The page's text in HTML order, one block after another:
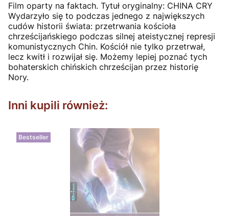
Film oparty na faktach. Tytuł oryginalny: CHINA CRY
Wydarzyło się to podczas jednego z największych
cudów historii świata: przetrwania kościoła
chrześcijańskiego podczas silnej ateistycznej represji
komunistycznych Chin. Kościół nie tylko przetrwał,
lecz kwitł i rozwijał się. Możemy lepiej poznać tych
bohaterskich chińskich chrześcijan przez historię
Nory.
Inni kupili również:
Bestseller